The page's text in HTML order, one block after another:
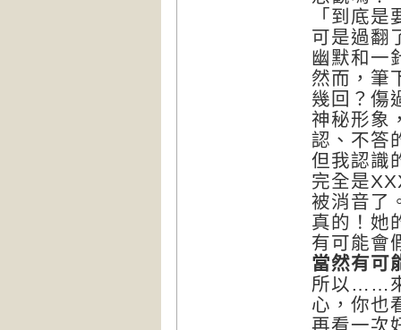
「到底
可是過翻
幽默和一
然而，筆
幾回？傷
神秘形象
認、不答
但我認識
完全是
被消音了
真的！她
有可能會
當然有可
所以……
心，你也
再看一次